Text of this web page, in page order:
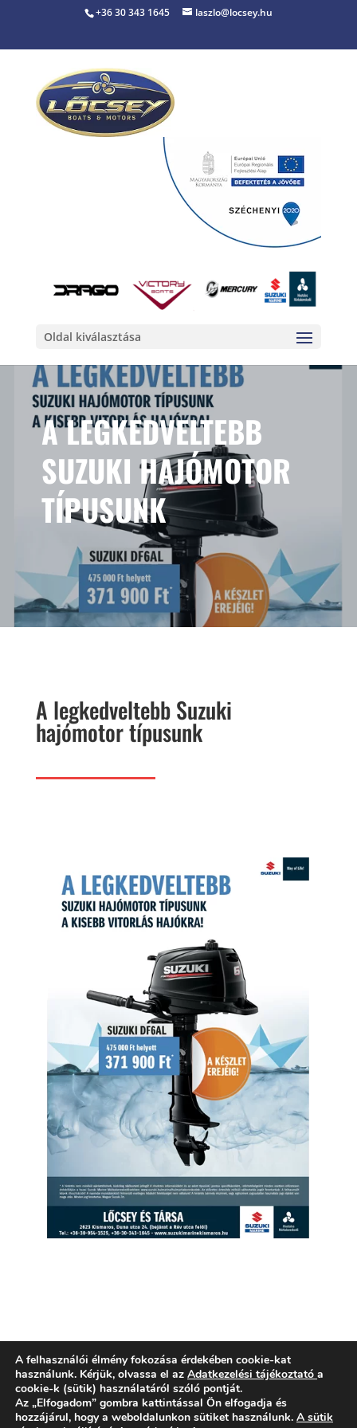
+36 30 343 1645 laszlo@locsey.hu
Oldal kiválasztása
A LEGKEDVELTEBB
SUZUKI HAJÓMOTOR
TÍPUSUNK
A legkedveltebb Suzuki
hajómotor típusunk
Adatvédelem Hírek
A felhasználói élmény fokozása érdekében cookie-kat
használunk. Kérjük, olvassa el az Adatkezelési tájékoztató a
cookie-k (sütik) használatáról szóló pontját.
Az „Elfogadom” gombra kattintással Ön elfogadja és
hozzájárul, hogy a weboldalunkon sütiket használunk. A sütik